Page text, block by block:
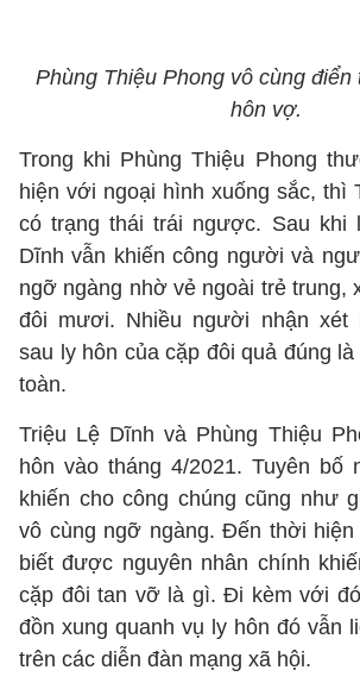
Phùng Thiệu Phong vô cùng điển
hôn vợ.
Trong khi Phùng Thiệu Phong
hiện với ngoại hình xuống sắc, thì
có trạng thái trái ngược. Sau khi
Dĩnh vẫn khiến công người và
ngỡ ngàng nhờ vẻ ngoài trẻ trung,
đôi mươi. Nhiều người nhận xét
sau ly hôn của cặp đôi quả đúng
toàn.
Triệu Lệ Dĩnh và Phùng Thiệu
hôn vào tháng 4/2021. Tuyên bố
khiến cho công chúng cũng như
vô cùng ngỡ ngàng. Đến thời
biết được nguyên nhân chính
cặp đôi tan vỡ là gì. Đi kèm với
đồn xung quanh vụ ly hôn đó vẫn
trên các diễn đàn mạng xã hội.